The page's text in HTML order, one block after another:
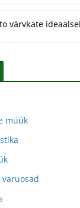
värvkate
müük